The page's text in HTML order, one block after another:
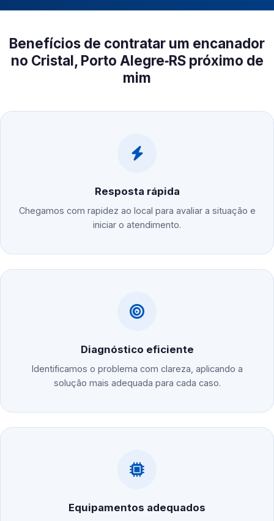
Benefícios de contratar um encanador
no Cristal, Porto Alegre‑RS próximo de
mim
Resposta rápida
Chegamos com rapidez ao local para avaliar a situação e
iniciar o atendimento.
Diagnóstico eficiente
Identificamos o problema com clareza, aplicando a
solução mais adequada para cada caso.
Equipamentos adequados